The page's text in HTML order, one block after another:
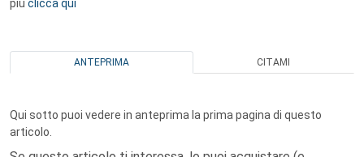
più clicca qui
ANTEPRIMA CITAMI
Qui sotto puoi vedere in anteprima la prima pagina di questo
articolo.